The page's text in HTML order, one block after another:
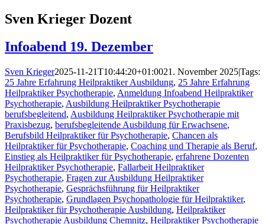
Sven Krieger Dozent
Infoabend 19. Dezember
Sven Krieger2025-11-21T10:44:20+01:0021. November 2025|Tags:
25 Jahre Erfahrung Heilpraktiker Ausbildung, 25 Jahre Erfahrung
Heilpraktiker Psychotherapie, Anmeldung Infoabend Heilpraktiker
Psychotherapie, Ausbildung Heilpraktiker Psychotherapie
berufsbegleitend, Ausbildung Heilpraktiker Psychotherapie mit
Praxisbezug, berufsbegleitende Ausbildung für Erwachsene,
Berufsbild Heilpraktiker für Psychotherapie, Chancen als
Heilpraktiker für Psychotherapie, Coaching und Therapie als Beruf,
Einstieg als Heilpraktiker für Psychotherapie, erfahrene Dozenten
Heilpraktiker Psychotherapie, Fallarbeit Heilpraktiker
Psychotherapie, Fragen zur Ausbildung Heilpraktiker
Psychotherapie, Gesprächsführung für Heilpraktiker
Psychotherapie, Grundlagen Psychopathologie für Heilpraktiker,
Heilpraktiker für Psychotherapie Ausbildung, Heilpraktiker
Psychotherapie Ausbildung Chemnitz, Heilpraktiker Psychotherapie